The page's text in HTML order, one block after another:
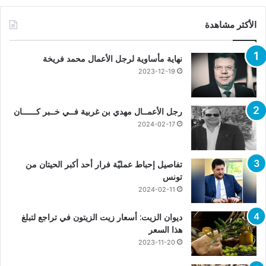
الأكثر مشاهدة
نهاية مأساوية لرجل الأعمال محمد فريخة
2023-12-19
رجل الأعمــال مهدي بن غربية فــي خــبر كــــــان
2024-02-17
تفاصيل إحباط عمليّة فرار أحد أكبر الحيتان من
تونس
2024-02-11
ديوان الزيت: أسعار زيت الزيتون في تراجع لتبلغ
هذا السعر
2023-11-20